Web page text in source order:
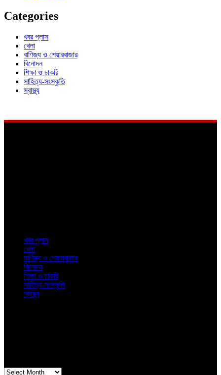
Categories
খবর প্লাস
খেলা
বাণিজ্য ও শেয়ারবাজার
বিনোদন
শিক্ষা ও চাকরি
সাহিত্য-সংস্কৃতি
স্বাস্থ্য
খবর প্লাস
খেলা
বাণিজ্য ও শেয়ারবাজার
বিনোদন
শিক্ষা ও চাকরি
সাহিত্য-সংস্কৃতি
স্বাস্থ্য